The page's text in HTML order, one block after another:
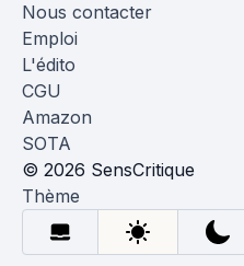
Nous contacter
Emploi
L'édito
CGU
Amazon
SOTA
© 2026 SensCritique
Thème